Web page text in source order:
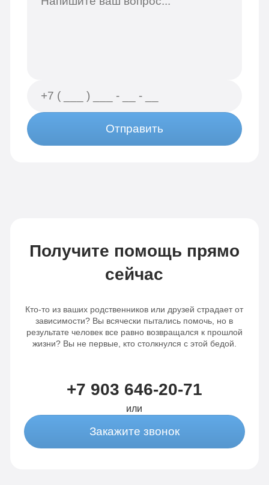
Отправить
Получите помощь прямо
сейчас
Кто-то из ваших родственников или друзей страдает от
зависимости? Вы всячески пытались помочь, но в
результате человек все равно возвращался к прошлой
жизни? Вы не первые, кто столкнулся с этой бедой.
+7 903 646-20-71
или
Закажите звонок